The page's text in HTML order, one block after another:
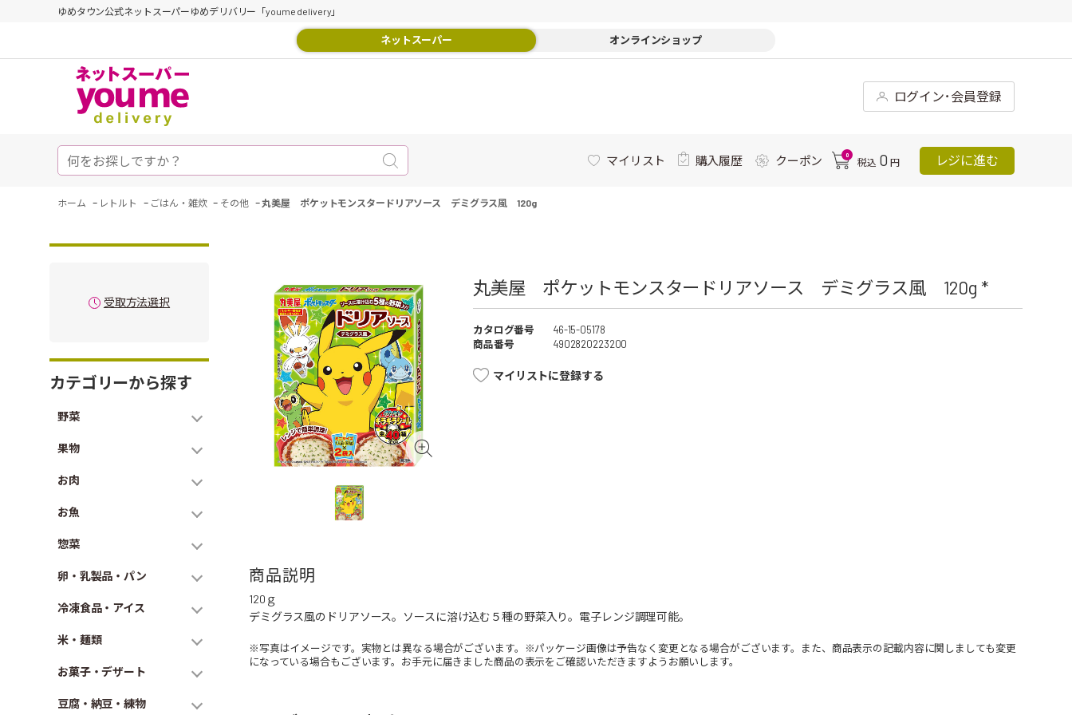
ゆめタウン公式ネットスーパーゆめデリバリー「youme delivery」
ネットスーパー オンラインショップ
ログイン･会員登録
マイリスト 購入履歴 クーポン 0
税込 0 円 レジに進む
ホーム - レトルト - ごはん・雑炊 - その他 -丸美屋 ポケットモンスタードリアソース デミグラス風 120g
受取方法選択
カテゴリーから探す
野菜
果物
お肉
お魚
惣菜
卵・乳製品・パン
冷凍食品・アイス
米・麺類
お菓子・デザート
豆腐・納豆・練物
丸美屋 ポケットモンスタードリアソース デミグラス風 120g *
カタログ番号
46-15-05178
商品番号
4902820223200
マイリストに登録する
商品説明
120ｇ
デミグラス風のドリアソース。ソースに溶け込む５種の野菜入り。電子レンジ調理可能。
※写真はイメージです。実物とは異なる場合がございます。※パッケージ画像は予告なく変更となる場合がございます。また、商品表示の記載内容に関しましても変更
になっている場合もございます。お手元に届きました商品の表示をご確認いただきますようお願いします。